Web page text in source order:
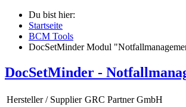
Du bist hier:
Startseite
BCM Tools
DocSetMinder Modul
DocSetMinder -
Hersteller / Supplier GRC Partner GmbH